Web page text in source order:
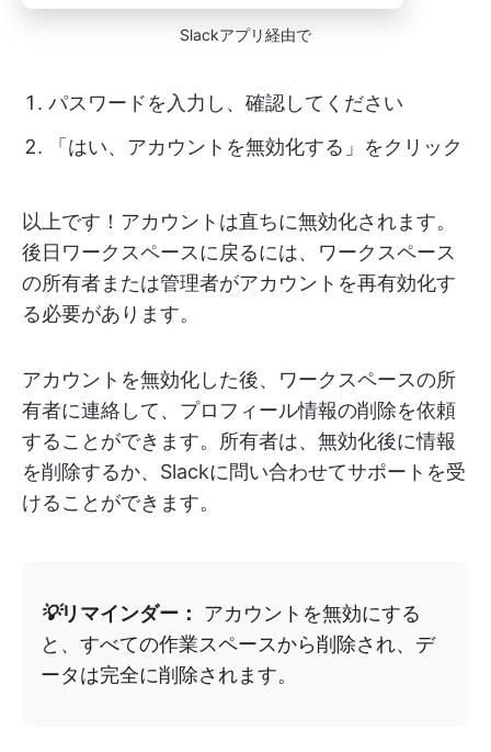
Slackアプリ経由で
パスワードを入力し、確認してください
「はい、アカウントを無効化する」をクリック
以上です！アカウントは直ちに無効化されます。
後日ワークスペースに戻るには、ワークスペース
の所有者または管理者がアカウントを再有効化す
る必要があります。
アカウントを無効化した後、ワークスペースの所
有者に連絡して、プロフィール情報の削除を依頼
することができます。所有者は、無効化後に情報
を削除するか、Slackに問い合わせてサポートを受
けることができます。
💡リマインダー：
アカウントを無効にする
と、すべての作業スペースから削除され、デ
ータは完全に削除されます。